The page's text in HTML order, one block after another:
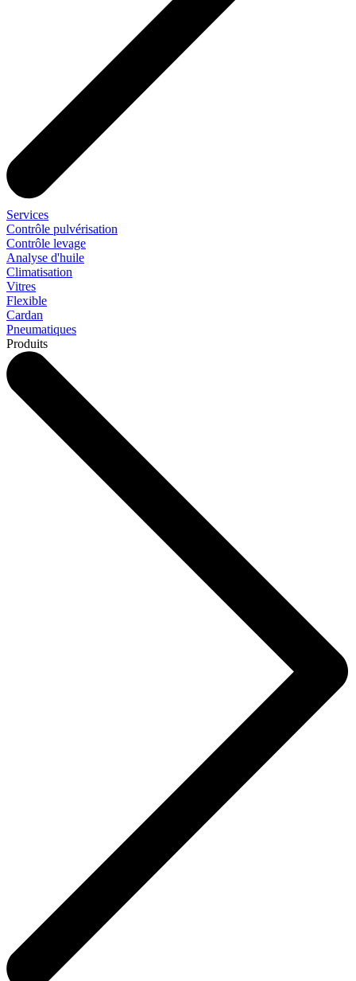
Services
Contrôle pulvérisation
Contrôle levage
Analyse d'huile
Climatisation
Vitres
Flexible
Cardan
Pneumatiques
Produits